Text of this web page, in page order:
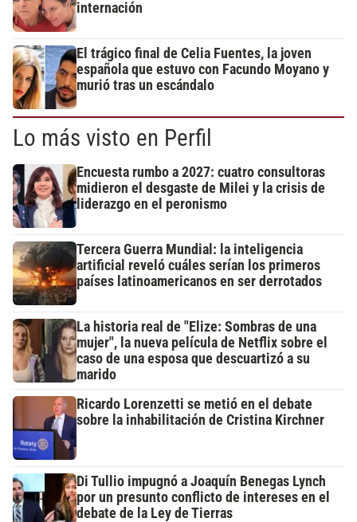
internación
El trágico final de Celia Fuentes, la joven
española que estuvo con Facundo Moyano y
murió tras un escándalo
Lo más visto en Perfil
Encuesta rumbo a 2027: cuatro consultoras
midieron el desgaste de Milei y la crisis de
liderazgo en el peronismo
Tercera Guerra Mundial: la inteligencia
artificial reveló cuáles serían los primeros
países latinoamericanos en ser derrotados
La historia real de "Elize: Sombras de una
mujer", la nueva película de Netflix sobre el
caso de una esposa que descuartizó a su
marido
Ricardo Lorenzetti se metió en el debate
sobre la inhabilitación de Cristina Kirchner
Di Tullio impugnó a Joaquín Benegas Lynch
por un presunto conflicto de intereses en el
debate de la Ley de Tierras